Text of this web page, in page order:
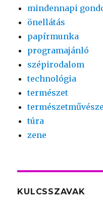
mindennapi
önellátás
papírmunka
programajánló
szépirodalom
technológia
természet
túra
zene
KULCSSZAVAK